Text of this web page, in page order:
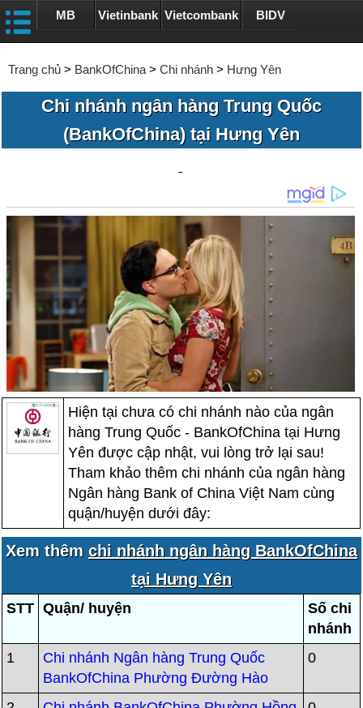
MB Vietinbank Vietcombank BIDV
Trang chủ > BankOfChina > Chi nhánh > Hưng Yên
Chi nhánh ngân hàng Trung Quốc
(BankOfChina) tại Hưng Yên
Hiện tại chưa có chi nhánh nào của ngân
hàng Trung Quốc - BankOfChina tại Hưng
Yên được cập nhật, vui lòng trở lại sau!
Tham khảo thêm chi nhánh của ngân hàng
Ngân hàng Bank of China Việt Nam cùng
quận/huyện dưới đây:
Xem thêm chi nhánh ngân hàng BankOfChina
tại Hưng Yên
STT Quận/ huyện
Số chi
nhánh
1
Chi nhánh Ngân hàng Trung Quốc
BankOfChina Phường Đường Hào
0